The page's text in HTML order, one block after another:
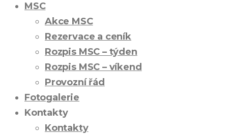
MSC
Akce MSC
Rezervace a ceník
Rozpis MSC – týden
Rozpis MSC – víkend
Provozní řád
Fotogalerie
Kontakty
Kontakty